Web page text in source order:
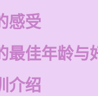
感受
最佳年龄与
介绍